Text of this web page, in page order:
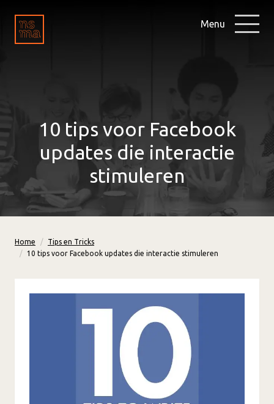
Menu
10 tips voor Facebook
updates die interactie
stimuleren
Home
Tips en Tricks
10 tips voor Facebook updates die interactie stimuleren